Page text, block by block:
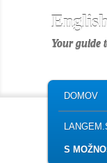
Your guide
SKIP TO
SKIP TO
DOMOV
S